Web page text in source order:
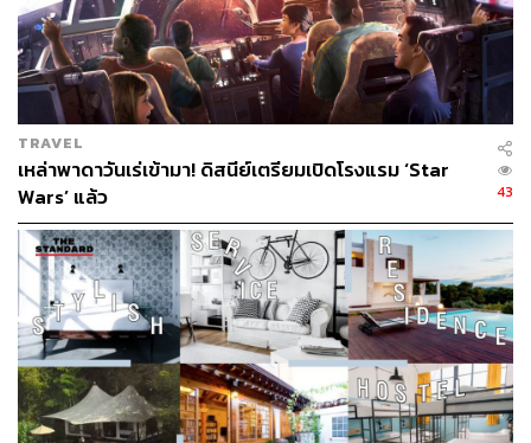
ภาพ:Courtesy of Brands
พิสูจน์อักษร:ภาสิณี เพิ่มพันธุ์พงศ์
อ้างอิง:
www.x2resorts.com/resorts/pattaya-oceanphere
TAGS: Resort X2 Resorts
68
TRAVEL
เหล่าพาดาวันเร่เข้ามา! ดิสนีย์เตรียมเปิดโรงแรม ‘Star
Wars’ แล้ว
43